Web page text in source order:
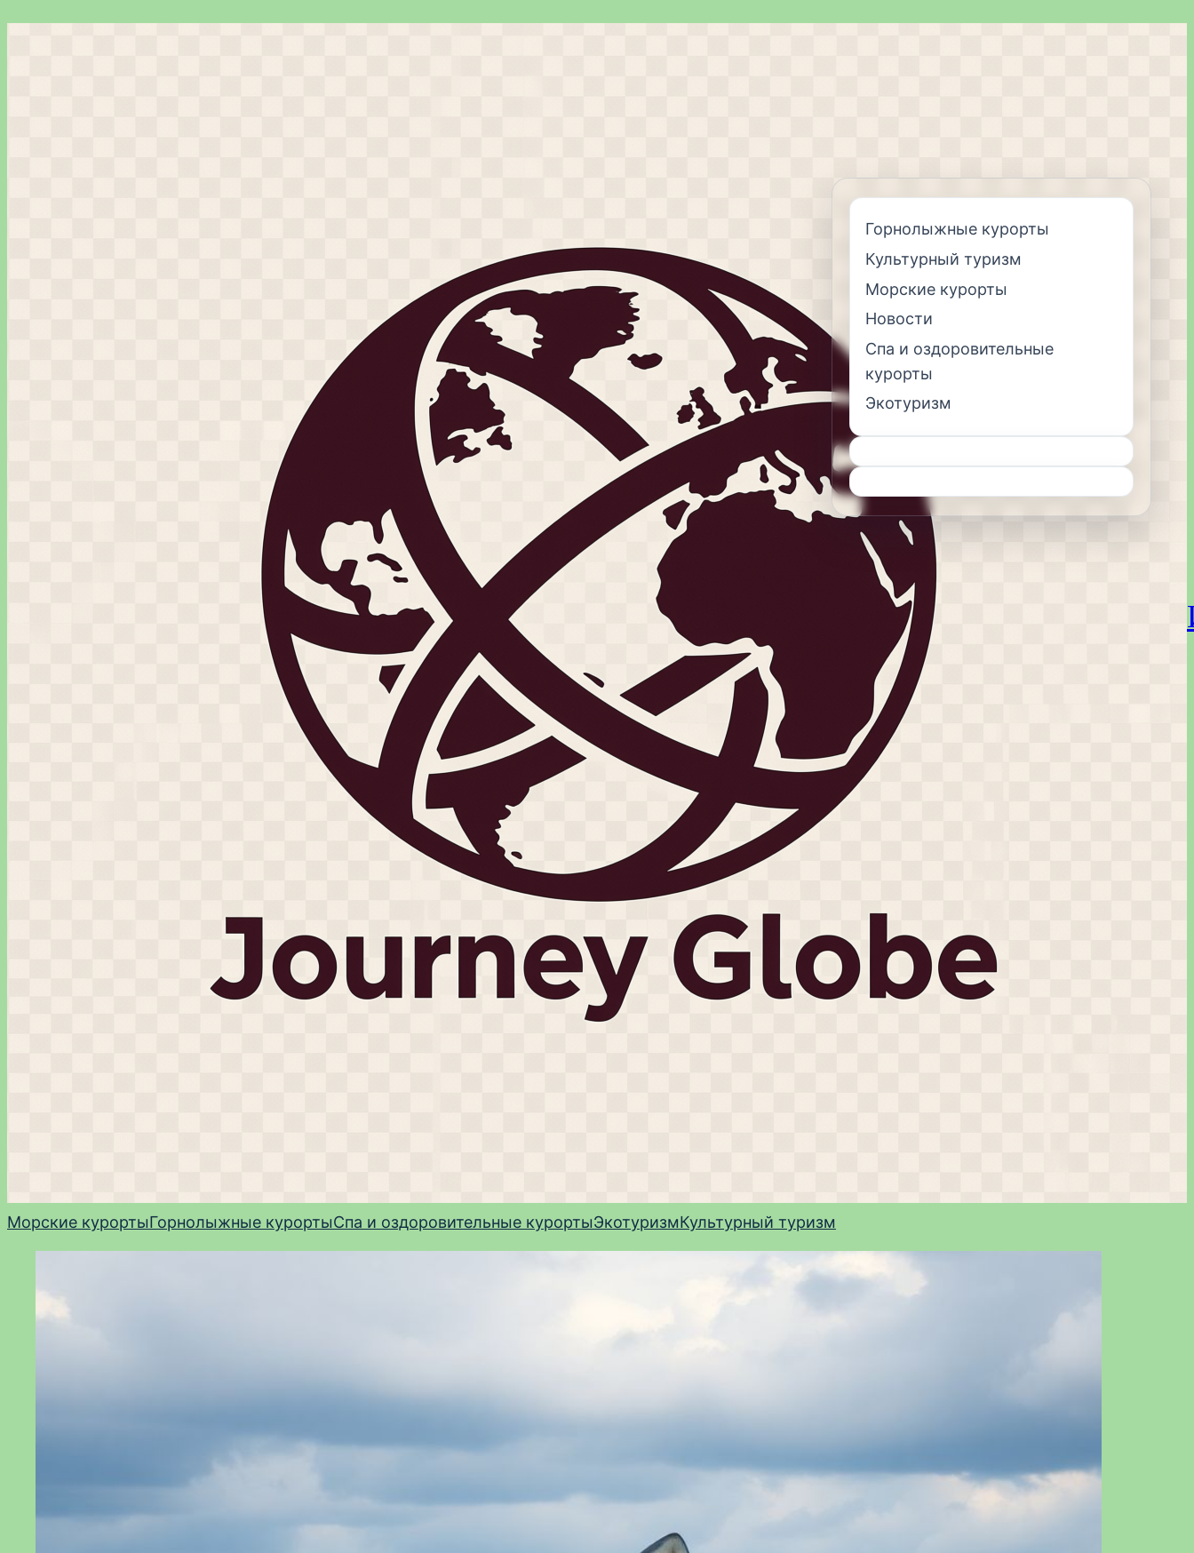
Морские курортыГорнолыжные курортыСпа и оздоровительные курортыЭкотуризмКультурный туризм
Горнолыжные курорты
Культурный туризм
Морские курорты
Новости
Спа и оздоровительные
курорты
Экотуризм